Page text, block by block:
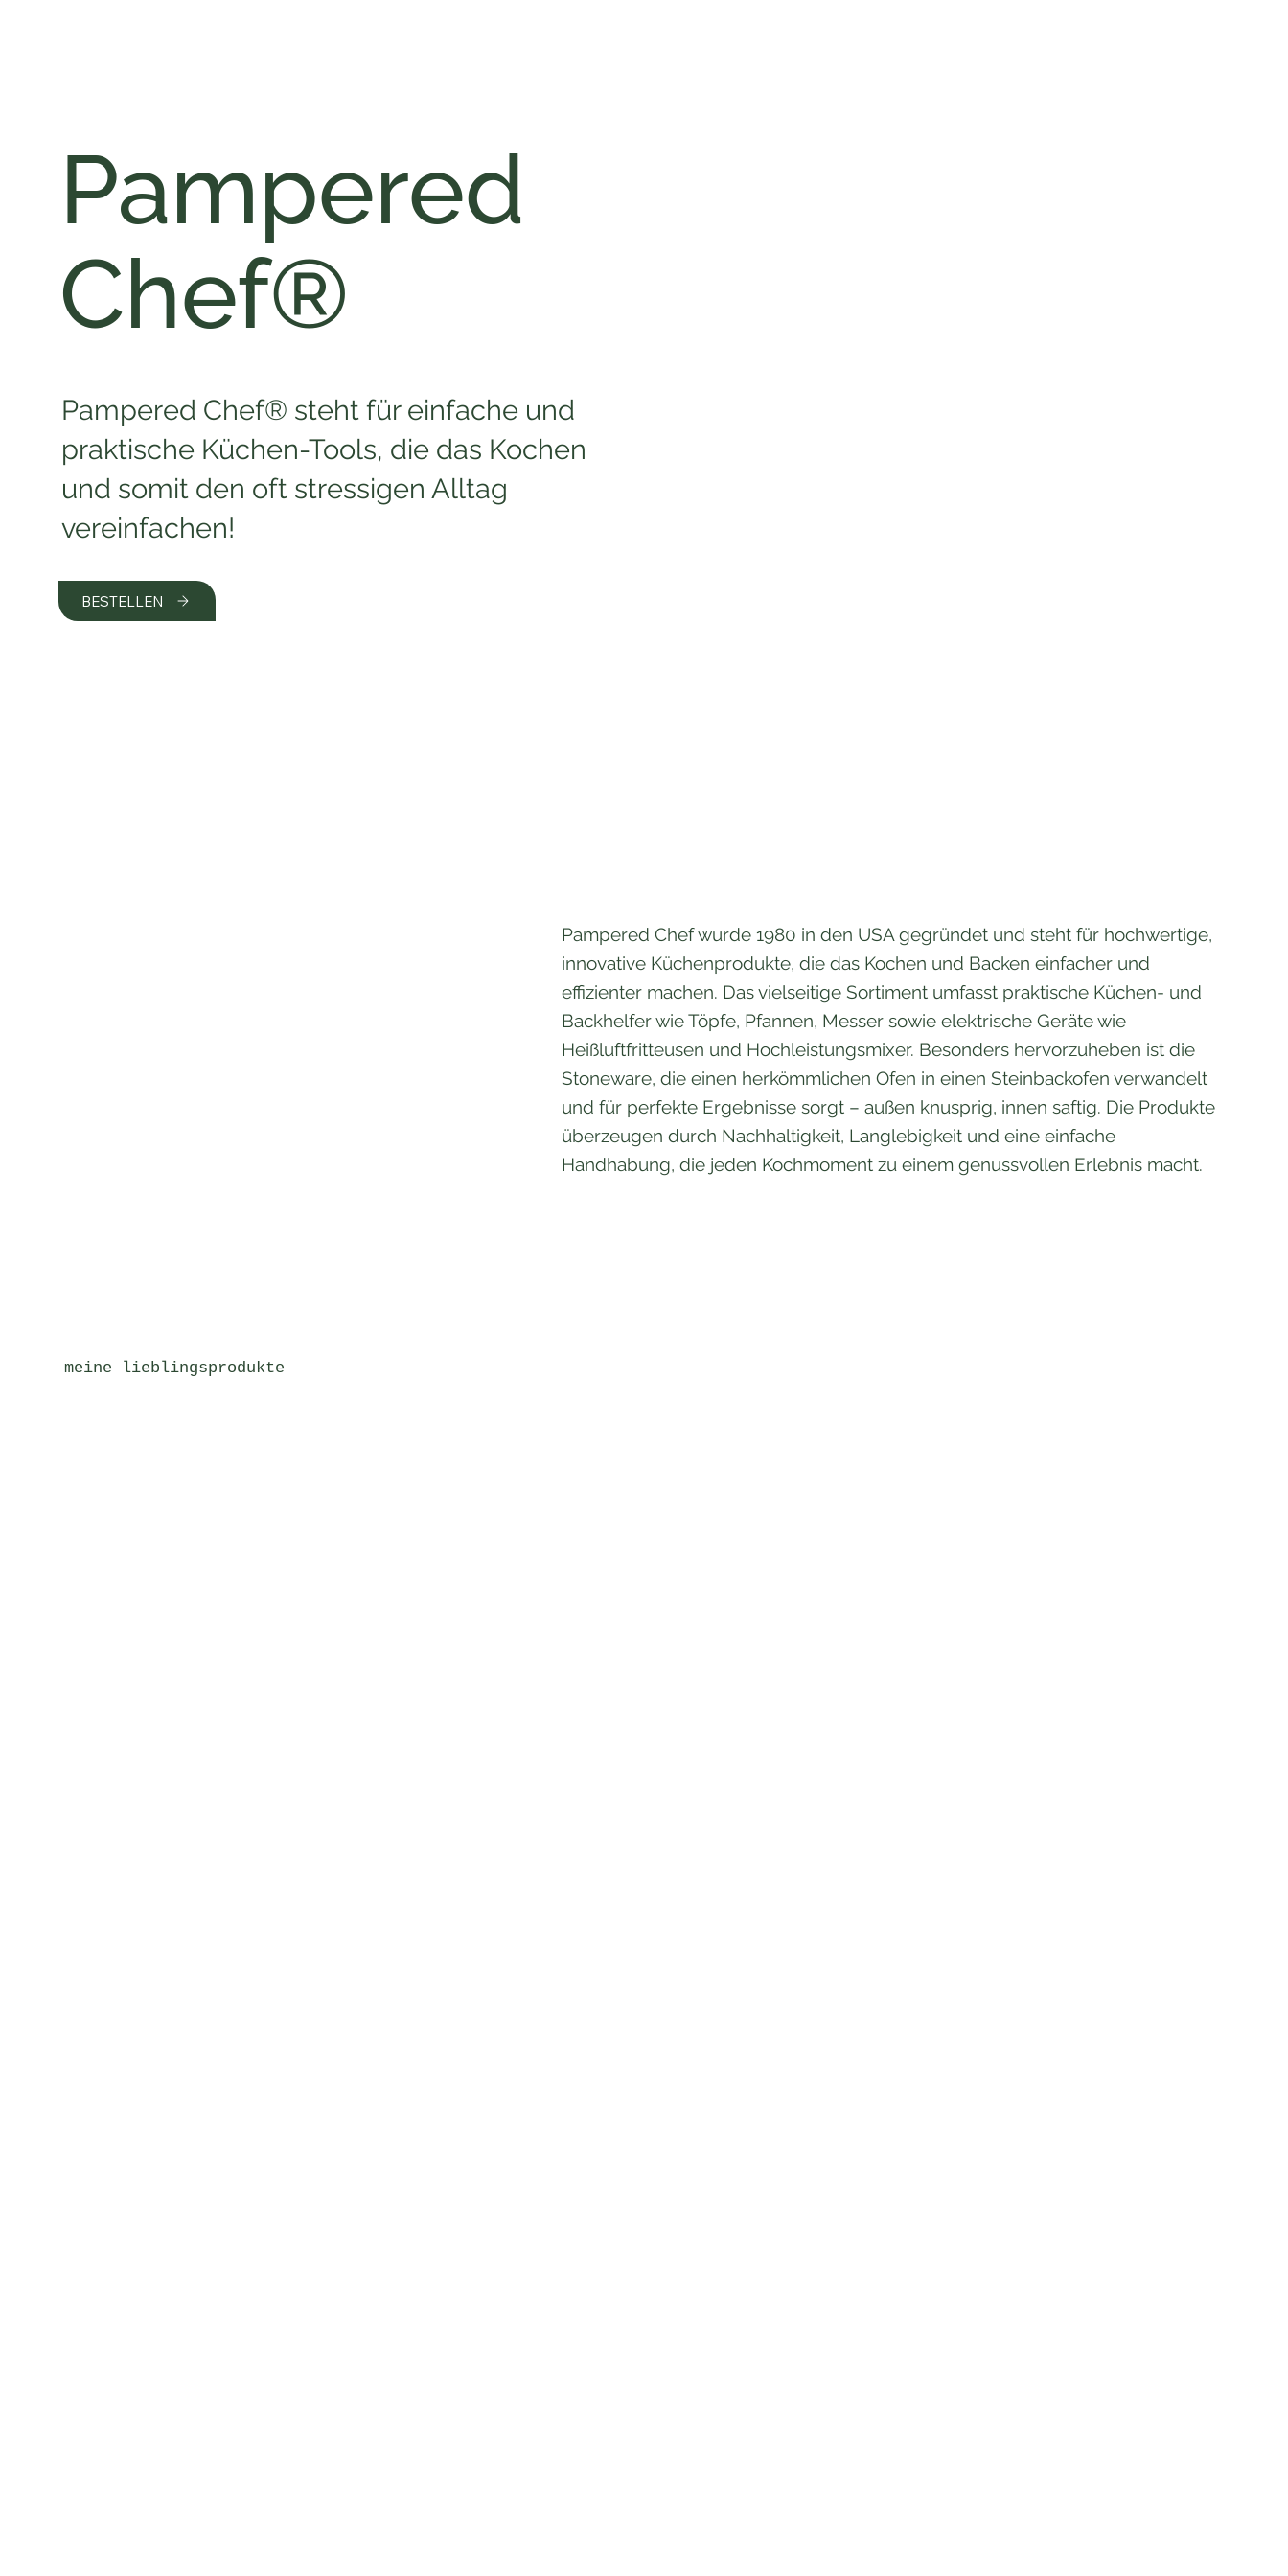
Pampered
Chef®
Pampered Chef® steht für einfache und
praktische Küchen-Tools, die das Kochen
und somit den oft stressigen Alltag
vereinfachen!
BESTELLEN
Pampered Chef wurde 1980 in den USA gegründet und steht für hochwertige,
innovative Küchenprodukte, die das Kochen und Backen einfacher und
effizienter machen. Das vielseitige Sortiment umfasst praktische Küchen- und
Backhelfer wie Töpfe, Pfannen, Messer sowie elektrische Geräte wie
Heißluftfritteusen und Hochleistungsmixer. Besonders hervorzuheben ist die
Stoneware, die einen herkömmlichen Ofen in einen Steinbackofen verwandelt
und für perfekte Ergebnisse sorgt – außen knusprig, innen saftig. Die Produkte
überzeugen durch Nachhaltigkeit, Langlebigkeit und eine einfache
Handhabung, die jeden Kochmoment zu einem genussvollen Erlebnis macht.
meine lieblingsprodukte